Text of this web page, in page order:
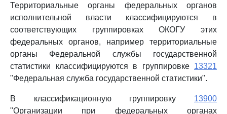
Территориальные органы федеральных органов
исполнительной власти классифицируются в
соответствующих группировках ОКОГУ этих
федеральных органов, например территориальные
органы Федеральной службы государственной
статистики классифицируются в группировке 13321
"Федеральная служба государственной статистики".
В классификационную группировку 13900
"Организации при федеральных органах